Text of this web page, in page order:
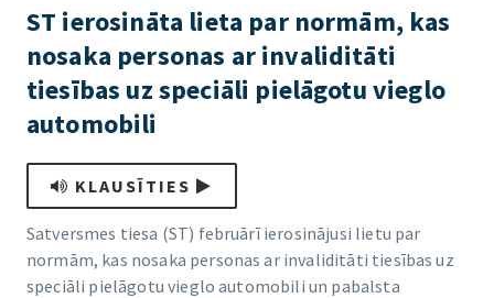
ST ierosināta lieta par normām, kas
nosaka personas ar invaliditāti
tiesības uz speciāli pielāgotu vieglo
automobili
KLAUSĪTIES
Satversmes tiesa (ST) februārī ierosinājusi lietu par
normām, kas nosaka personas ar invaliditāti tiesības uz
speciāli pielāgotu vieglo automobili un pabalsta